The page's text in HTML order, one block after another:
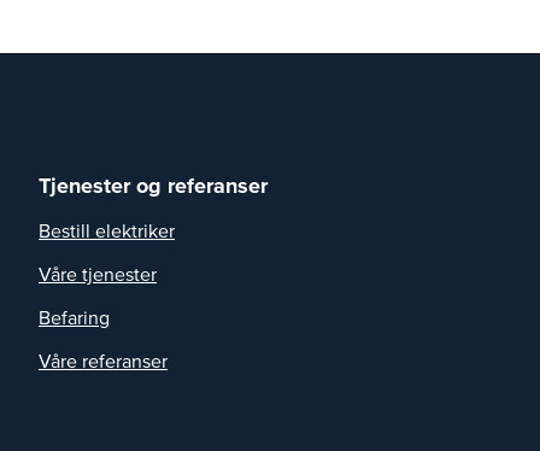
Tjenester og referanser
Bestill elektriker
Våre tjenester
Befaring
Våre referanser